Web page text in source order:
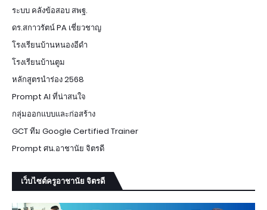
ระบบ คลังข้อสอบ สพฐ.
ดร.สกาวรัตน์ PA เชี่ยวชาญ
โรงเรียนบ้านหนองอีดำ
โรงเรียนบ้านตูม
หลักสูตรนำร่อง 2568
Prompt AI ที่น่าสนใจ
กลุ่มออกแบบและก่อสร้าง
GCT ทีม Google Certified Trainer
Prompt ศน.อาชานัย จิตรดี
เว็บไซต์ครูอาชานัย จิตรดี